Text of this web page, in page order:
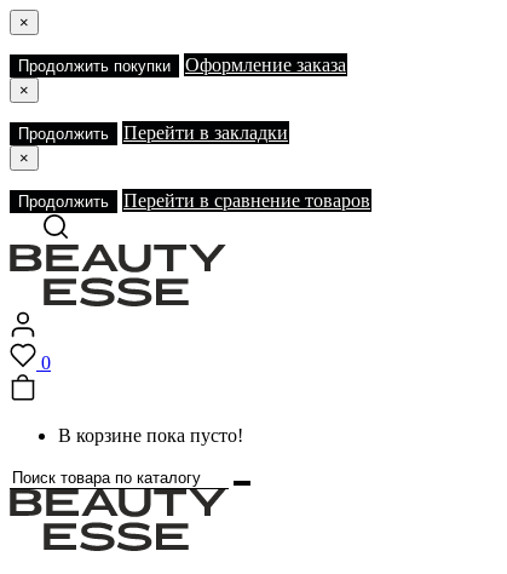
×
Продолжить покупки Оформление заказа
×
Продолжить Перейти в закладки
×
Продолжить Перейти в сравнение товаров
0
В корзине пока пусто!